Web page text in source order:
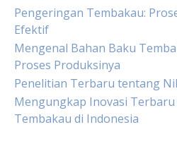
Pengeringan Tembakau:
Efektif
Mengenal Bahan Baku
Proses Produksinya
Penelitian Terbaru tentang
Mengungkap Inovasi
Tembakau di Indonesia